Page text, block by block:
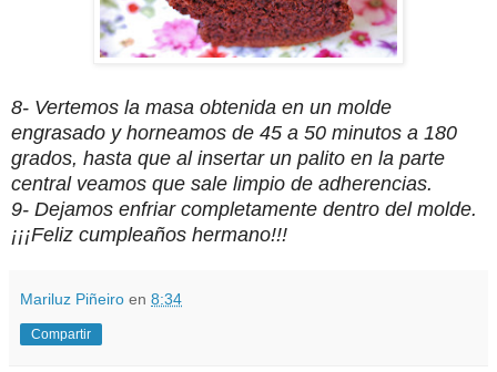
8- Vertemos la masa obtenida en un molde
engrasado y horneamos de 45 a 50 minutos a 180
grados, hasta que al insertar un palito en la parte
central veamos que sale limpio de adherencias.
9- Dejamos enfriar completamente dentro del molde.
¡¡¡Feliz cumpleaños hermano!!!
Mariluz Piñeiro en 8:34
Compartir